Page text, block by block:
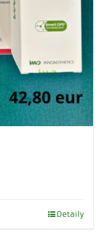
Detaily